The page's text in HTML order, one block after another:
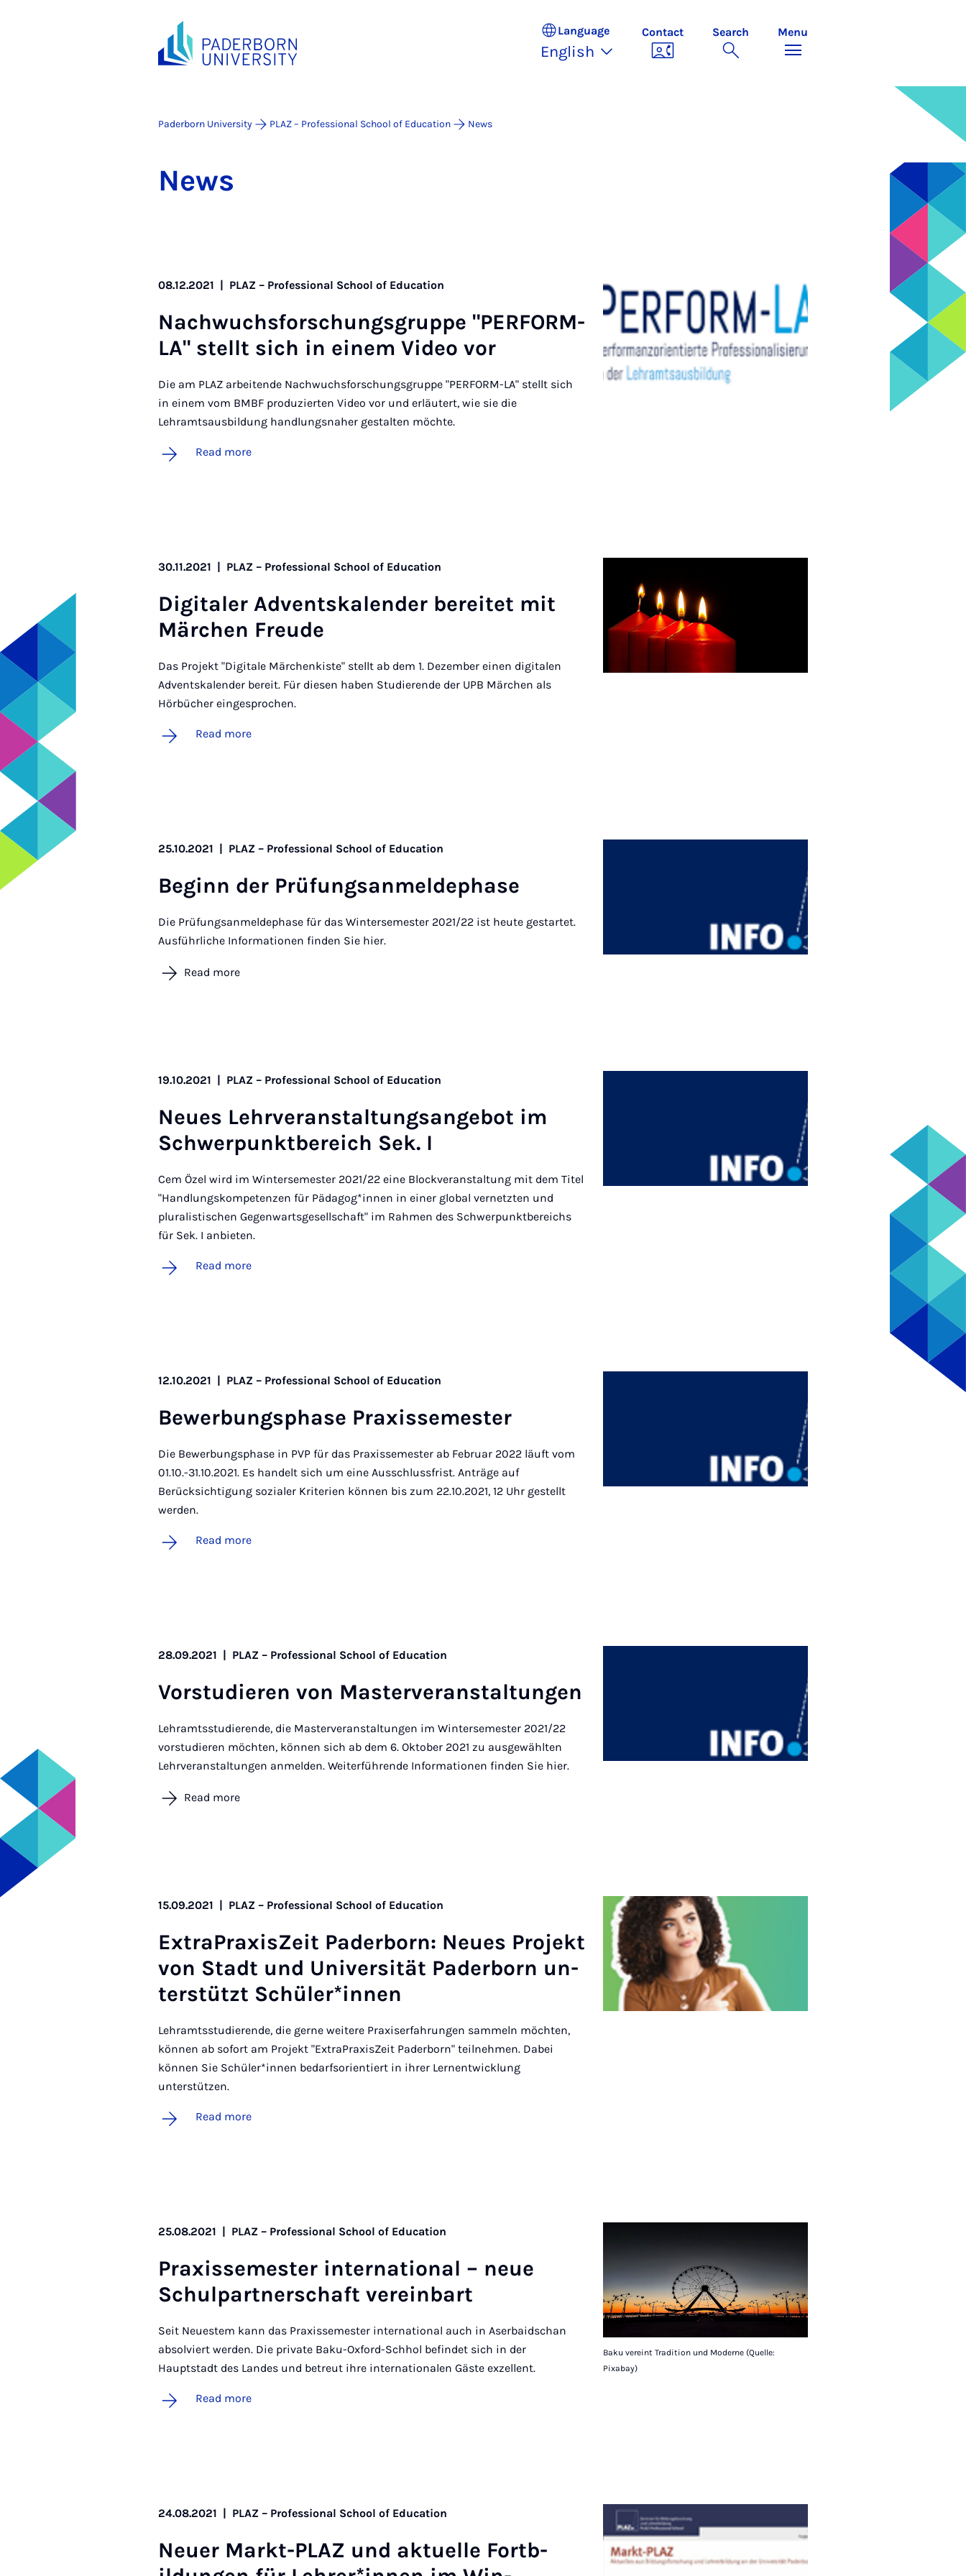
Language
English
Contact Search Menu
Paderborn University PLAZ – Professional School of Education News
News
08.12.2021 | PLAZ – Professional School of Education
Nachwuchs­forschungs­gruppe "PER­FORM-
LA" stellt sich in einem Video vor
Die am PLAZ arbeitende Nachwuchsforschungsgruppe "PERFORM-LA" stellt sich
in einem vom BMBF produzierten Video vor und erläutert, wie sie die
Lehramtsausbildung handlungsnaher gestalten möchte.
Read more
30.11.2021 | PLAZ – Professional School of Education
Di­gitaler Ad­vent­skal­ender bereit­et mit
Märchen Freude
Das Projekt "Digitale Märchenkiste" stellt ab dem 1. Dezember einen digitalen
Adventskalender bereit. Für diesen haben Studierende der UPB Märchen als
Hörbücher eingesprochen.
Read more
25.10.2021 | PLAZ – Professional School of Education
Be­ginn der Prü­fung­san­melde­ph­ase
Die Prüfungsanmeldephase für das Wintersemester 2021/22 ist heute gestartet.
Ausführliche Informationen finden Sie hier.
Read more
19.10.2021 | PLAZ – Professional School of Education
Neues Lehrver­an­stal­tung­sange­bot im
Schwer­punkt­bereich Sek. I
Cem Özel wird im Wintersemester 2021/22 eine Blockveranstaltung mit dem Titel
"Handlungskompetenzen für Pädagog*innen in einer global vernetzten und
pluralistischen Gegenwartsgesellschaft" im Rahmen des Schwerpunktbereichs
für Sek. I anbieten.
Read more
12.10.2021 | PLAZ – Professional School of Education
Be­w­er­bung­s­phase Praxissemester
Die Bewerbungsphase in PVP für das Praxissemester ab Februar 2022 läuft vom
01.10.-31.10.2021. Es handelt sich um eine Ausschlussfrist. Anträge auf
Berücksichtigung sozialer Kriterien können bis zum 22.10.2021, 12 Uhr gestellt
werden.
Read more
28.09.2021 | PLAZ – Professional School of Education
Vor­stud­ier­en von Mas­terver­an­stal­tun­gen
Lehramtsstudierende, die Masterveranstaltungen im Wintersemester 2021/22
vorstudieren möchten, können sich ab dem 6. Oktober 2021 zu ausgewählten
Lehrveranstaltungen anmelden. Weiterführende Informationen finden Sie hier.
Read more
15.09.2021 | PLAZ – Professional School of Education
Ex­traPrax­isZeit Pader­born: Neues Pro­jekt
von Stadt und Uni­versität Pader­born un­
ter­stützt Schüler­*innen
Lehramtsstudierende, die gerne weitere Praxiserfahrungen sammeln möchten,
können ab sofort am Projekt "ExtraPraxisZeit Paderborn" teilnehmen. Dabei
können Sie Schüler*innen bedarfsorientiert in ihrer Lernentwicklung
unterstützen.
Read more
Baku vereint Tradition und Moderne (Quelle:
Pixabay)
25.08.2021 | PLAZ – Professional School of Education
Praxissemester in­ter­na­tion­al – neue
Schul­part­ner­schaft ver­ein­bart
Seit Neuestem kann das Praxissemester international auch in Aserbaidschan
absolviert werden. Die private Baku-Oxford-Schhol befindet sich in der
Hauptstadt des Landes und betreut ihre internationalen Gäste exzellent.
Read more
24.08.2021 | PLAZ – Professional School of Education
Neuer Markt-PLAZ und ak­tuelle Fort­b­